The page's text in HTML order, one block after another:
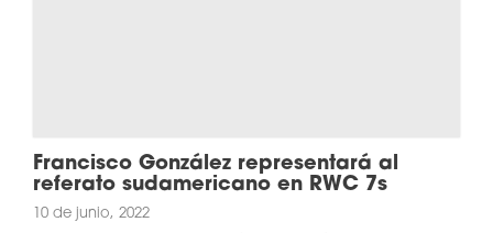
Francisco González representará al
referato sudamericano en RWC 7s
10 de junio, 2022